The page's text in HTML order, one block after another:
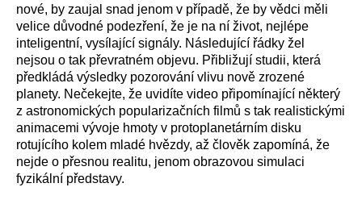
nové, by zaujal snad jenom v případě, že by vědci měli
velice důvodné podezření, že je na ní život, nejlépe
inteligentní, vysílající signály. Následující řádky žel
nejsou o tak převratném objevu. Přibližují studii, která
předkládá výsledky pozorování vlivu nově zrozené
planety. Nečekejte, že uvidíte video připomínající některý
z astronomických popularizačních filmů s tak realistickými
animacemi vývoje hmoty v protoplanetárním disku
rotujícího kolem mladé hvězdy, až člověk zapomíná, že
nejde o přesnou realitu, jenom obrazovou simulaci
fyzikální představy.